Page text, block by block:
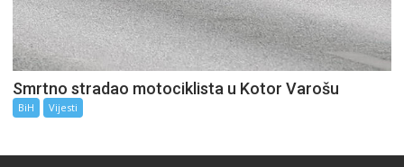
Smrtno stradao motociklista u Kotor Varošu
BiH Vijesti